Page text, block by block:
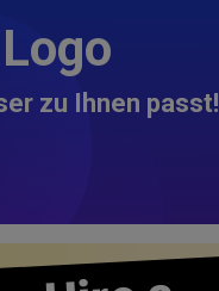
zu Ihnen passt!